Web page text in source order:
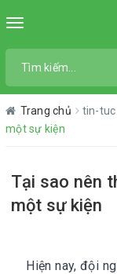
Toggle
Trang chủ tin-tuc
một sự kiện
Tại sao nên
một sự kiện
Hiện nay, đội